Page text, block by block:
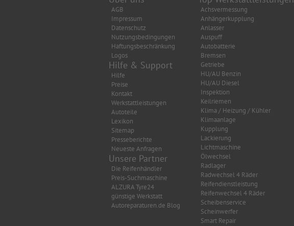
AGB
Impressum
Datenschutz
Nutzungsbedingungen
Haftungsbeschränkung
Logos
Hilfe & Support
Hilfe
Preise
Kontakt
Werkstattleistungen
Autoteile
Lexikon
Sitemap
Presseberichte
Neueste Anfragen
Unsere Partner
Die Reifenhändler
Preis-Suchmaschine
ALZURA Tyre24
günstige Werkstatt
Autoreparaturen.de Blog
Achsvermessung
Anhängerkupplung
Anlasser
Auspuff
Autobatterie
Bremsen
Getriebe
HU/AU Benzin
HU/AU Diesel
Inspektion
Keilriemen
Klima / Heizung / Kühler
Klimaanlage
Kupplung
Lackierung
Lichtmaschine
Ölwechsel
Radlager
Radwechsel 4 Räder
Reifendienstleistung
Reifenwechsel 4 Räder
Scheibenservice
Scheinwerfer
Smart Repair